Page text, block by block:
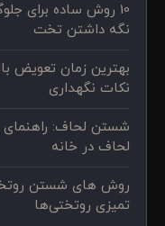
10 روش ساده برای
نگه داشتن تخت
بهترین زمان تعویض
نکات نگهداری
شستن لحاف:
لحاف در خانه
روش های شستن
تمیزی روتختی‌ها